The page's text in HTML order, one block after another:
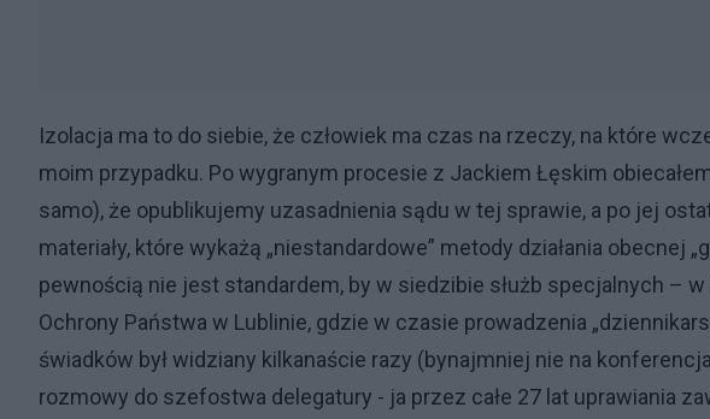
Izolacja ma to do siebie, że człowiek ma czas na rzeczy, na które
moim przypadku. Po wygranym procesie z Jackiem Łęskim
samo), że opublikujemy uzasadnienia sądu w tej sprawie, a po jej
materiały, które wykażą „niestandardowe” metody działania obecnej
pewnością nie jest standardem, by w siedzibie służb specjalnych –
Ochrony Państwa w Lublinie, gdzie w czasie prowadzenia
świadków był widziany kilkanaście razy (bynajmniej nie na
rozmowy do szefostwa delegatury - ja przez całe 27 lat uprawiania